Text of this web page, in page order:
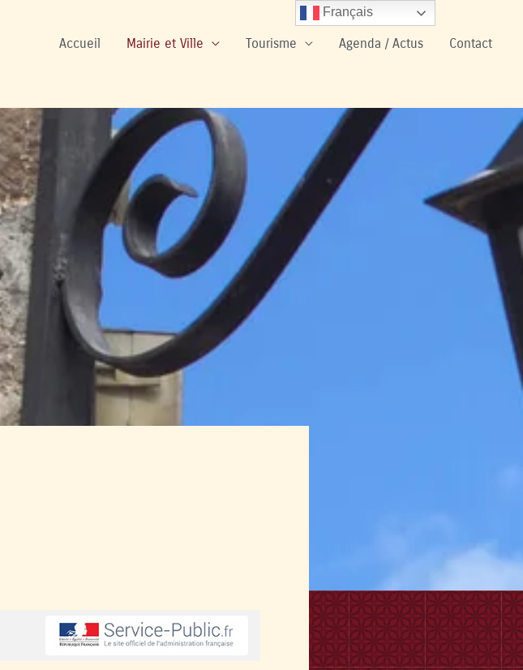
Accueil Mairie et Ville Tourisme Agenda / Actus Contact
Français